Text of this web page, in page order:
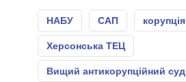
НАБУ САП корупція
Херсонська ТЕЦ
Вищий антикорупційний суд